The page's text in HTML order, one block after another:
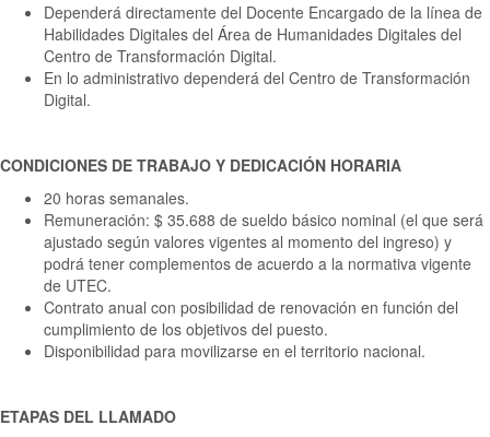
Dependerá directamente del Docente Encargado de la línea de
Habilidades Digitales del Área de Humanidades Digitales del
Centro de Transformación Digital.
En lo administrativo dependerá del Centro de Transformación
Digital.
CONDICIONES DE TRABAJO Y DEDICACIÓN HORARIA
20 horas semanales.
Remuneración: $ 35.688 de sueldo básico nominal (el que será
ajustado según valores vigentes al momento del ingreso) y
podrá tener complementos de acuerdo a la normativa vigente
de UTEC.
Contrato anual con posibilidad de renovación en función del
cumplimiento de los objetivos del puesto.
Disponibilidad para movilizarse en el territorio nacional.
ETAPAS DEL LLAMADO